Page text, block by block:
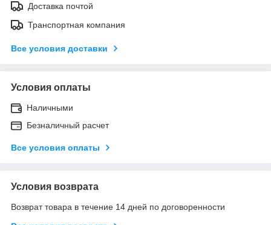
Доставка почтой
Транспортная компания
Все условия доставки
Условия оплаты
Наличными
Безналичный расчет
Все условия оплаты
Условия возврата
Возврат товара в течение 14 дней по договоренности